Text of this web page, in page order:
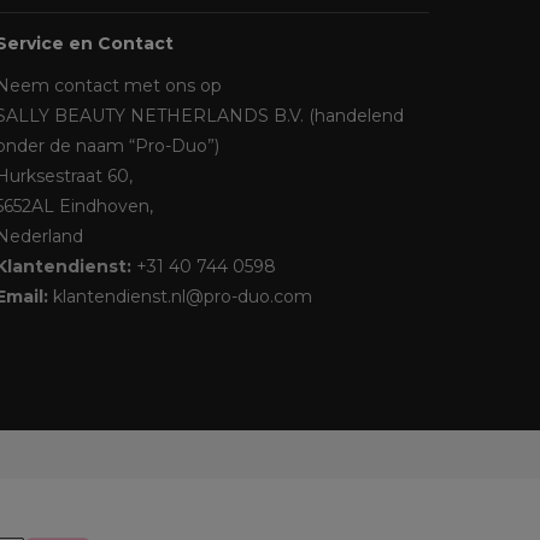
en Contact
contact met ons op
BEAUTY NETHERLANDS B.V. (handelend
de naam “Pro-Duo”)
60,
Eindhoven,
+31 40 744 0598
klantendienst.nl@pro-duo.com